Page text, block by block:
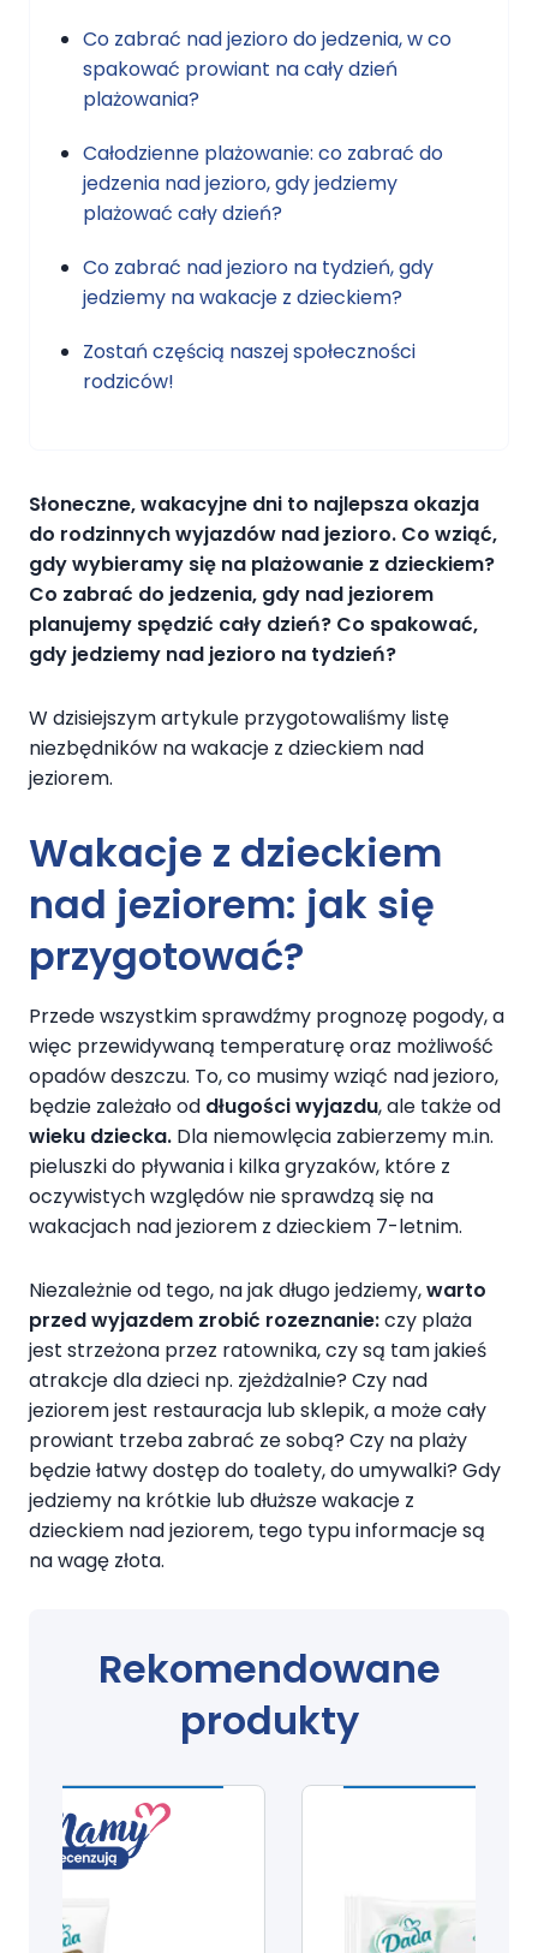
Co zabrać nad jezioro do jedzenia, w co
spakować prowiant na cały dzień
plażowania?
Całodzienne plażowanie: co zabrać do
jedzenia nad jezioro, gdy jedziemy
plażować cały dzień?
Co zabrać nad jezioro na tydzień, gdy
jedziemy na wakacje z dzieckiem?
Zostań częścią naszej społeczności
rodziców!
Słoneczne, wakacyjne dni to najlepsza okazja
do rodzinnych wyjazdów nad jezioro. Co wziąć,
gdy wybieramy się na plażowanie z dzieckiem?
Co zabrać do jedzenia, gdy nad jeziorem
planujemy spędzić cały dzień? Co spakować,
gdy jedziemy nad jezioro na tydzień?
W dzisiejszym artykule przygotowaliśmy listę
niezbędników na wakacje z dzieckiem nad
jeziorem.
Wakacje z dzieckiem
nad jeziorem: jak się
przygotować?
Przede wszystkim sprawdźmy prognozę pogody, a
więc przewidywaną temperaturę oraz możliwość
opadów deszczu. To, co musimy wziąć nad jezioro,
będzie zależało od długości wyjazdu, ale także od
wieku dziecka. Dla niemowlęcia zabierzemy m.in.
pieluszki do pływania i kilka gryzaków, które z
oczywistych względów nie sprawdzą się na
wakacjach nad jeziorem z dzieckiem 7-letnim.
Niezależnie od tego, na jak długo jedziemy,warto
przed wyjazdem zrobić rozeznanie:czy plaża
jest strzeżona przez ratownika, czy są tam jakieś
atrakcje dla dzieci np. zjeżdżalnie? Czy nad
jeziorem jest restauracja lub sklepik, a może cały
prowiant trzeba zabrać ze sobą? Czy na plaży
będzie łatwy dostęp do toalety, do umywalki? Gdy
jedziemy na krótkie lub dłuższe wakacje z
dzieckiem nad jeziorem, tego typu informacje są
na wagę złota.
Rekomendowane
produkty